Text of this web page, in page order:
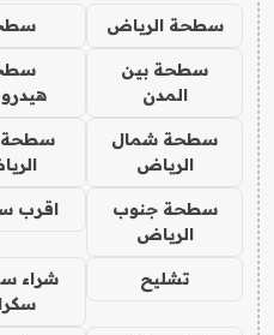
سطحة الرياض
سطحة بين
المدن
سطحة شمال
الرياض
سطحة
سطحة جنوب
الرياض
اقرب
تشليح
شراء